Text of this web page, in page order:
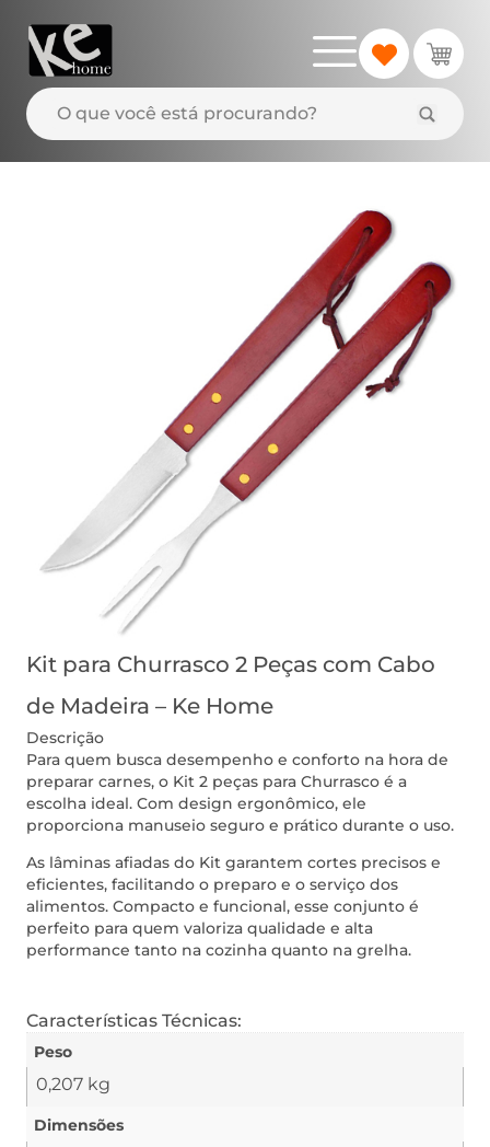
Kit para Churrasco 2 Peças com Cabo
de Madeira – Ke Home
Descrição
Para quem busca desempenho e conforto na hora de
preparar carnes, o Kit 2 peças para Churrasco é a
escolha ideal. Com design ergonômico, ele
proporciona manuseio seguro e prático durante o uso.
As lâminas afiadas do Kit garantem cortes precisos e
eficientes, facilitando o preparo e o serviço dos
alimentos. Compacto e funcional, esse conjunto é
perfeito para quem valoriza qualidade e alta
performance tanto na cozinha quanto na grelha.
Características Técnicas:
Peso
0,207 kg
Dimensões